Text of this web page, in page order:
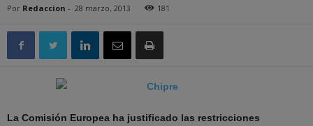
Por Redaccion - 28 marzo, 2013 181
La Comisión Europea ha justificado las restricciones